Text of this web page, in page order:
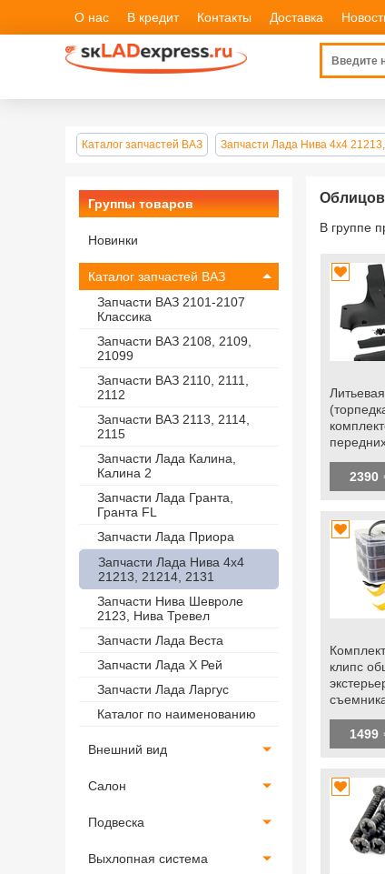
О нас В кредит Контакты Доставка
Каталог запчастей ВАЗ Запчасти Лада Нива 4х4
Группы товаров
Новинки
Каталог запчастей ВАЗ
Запчасти ВАЗ 2101-2107
Классика
Запчасти ВАЗ 2108, 2109,
21099
Запчасти ВАЗ 2110, 2111,
2112
Запчасти ВАЗ 2113, 2114,
2115
Запчасти Лада Калина,
Калина 2
Запчасти Лада Гранта,
Гранта FL
Запчасти Лада Приора
Запчасти Лада Нива 4х4
21213, 21214, 2131
Запчасти Нива Шевроле
2123, Нива Тревел
Запчасти Лада Веста
Запчасти Лада Х Рей
Запчасти Лада Ларгус
Каталог по наименованию
Внешний вид
Салон
Подвеска
Выхлопная система
В группе
Нива2390
клипс
1499